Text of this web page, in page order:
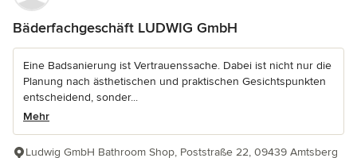
Bäderfachgeschäft LUDWIG GmbH
Eine Badsanierung ist Vertrauenssache. Dabei ist nicht nur die
Planung nach ästhetischen und praktischen Gesichtspunkten
entscheidend, sonder...
Mehr
Ludwig GmbH Bathroom Shop, Poststraße 22, 09439 Amtsberg